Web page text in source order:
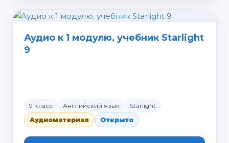
Аудио к 1 модулю, учебник Starlight
9
9 класс Английский язык
Starlight
Аудиоматериал
Открыто